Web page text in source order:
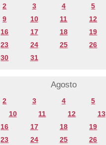
2 3 4 5
9 10 11 12
16 17 18 19
23 24 25 26
30 31
Agosto
2 3 4 5
10 11 12 13
16 17 18 19
23 24 25 26